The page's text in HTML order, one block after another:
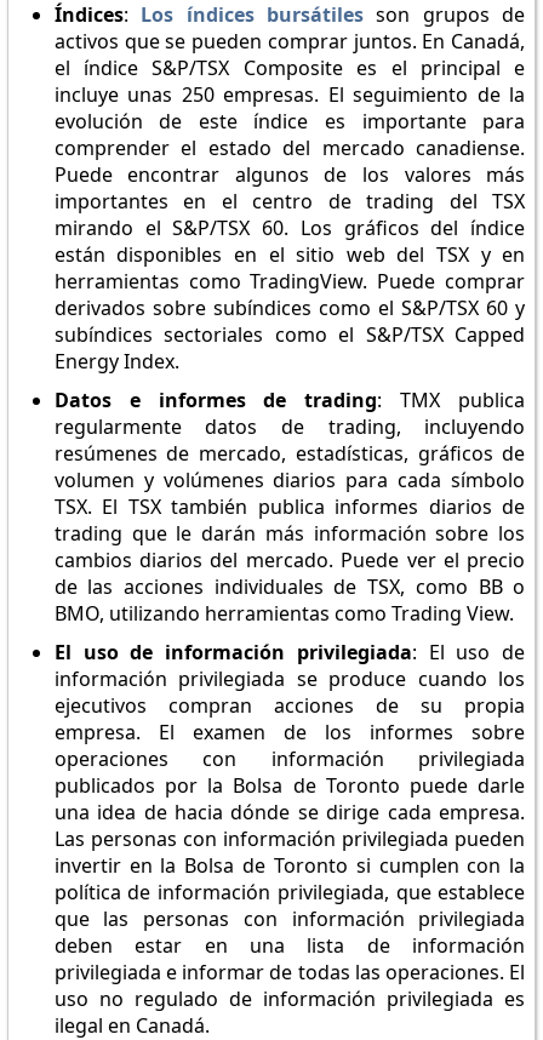
Índices: Los índices bursátiles son grupos de
activos que se pueden comprar juntos. En Canadá,
el índice S&P/TSX Composite es el principal e
incluye unas 250 empresas. El seguimiento de la
evolución de este índice es importante para
comprender el estado del mercado canadiense.
Puede encontrar algunos de los valores más
importantes en el centro de trading del TSX
mirando el S&P/TSX 60. Los gráficos del índice
están disponibles en el sitio web del TSX y en
herramientas como TradingView. Puede comprar
derivados sobre subíndices como el S&P/TSX 60 y
subíndices sectoriales como el S&P/TSX Capped
Energy Index.
Datos e informes de trading: TMX publica
regularmente datos de trading, incluyendo
resúmenes de mercado, estadísticas, gráficos de
volumen y volúmenes diarios para cada símbolo
TSX. El TSX también publica informes diarios de
trading que le darán más información sobre los
cambios diarios del mercado. Puede ver el precio
de las acciones individuales de TSX, como BB o
BMO, utilizando herramientas como Trading View.
El uso de información privilegiada: El uso de
información privilegiada se produce cuando los
ejecutivos compran acciones de su propia
empresa. El examen de los informes sobre
operaciones con información privilegiada
publicados por la Bolsa de Toronto puede darle
una idea de hacia dónde se dirige cada empresa.
Las personas con información privilegiada pueden
invertir en la Bolsa de Toronto si cumplen con la
política de información privilegiada, que establece
que las personas con información privilegiada
deben estar en una lista de información
privilegiada e informar de todas las operaciones. El
uso no regulado de información privilegiada es
ilegal en Canadá.